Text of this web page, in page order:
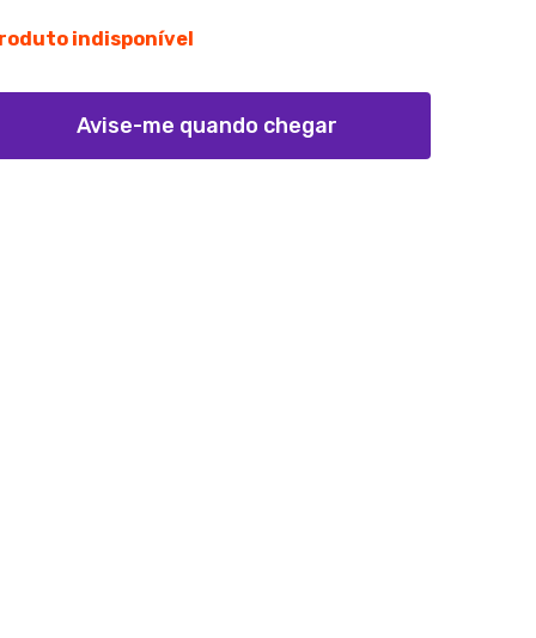
indisponível
Avise-me quando chegar